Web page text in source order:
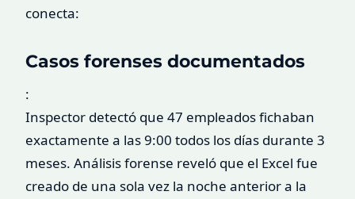
conecta:
Casos forenses documentados
:
Inspector detectó que 47 empleados fichaban
exactamente a las 9:00 todos los días durante 3
meses. Análisis forense reveló que el Excel fue
creado de una sola vez la noche anterior a la